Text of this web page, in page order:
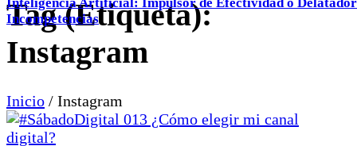
Incompetencias
Tag (Etiqueta):
Instagram
Inicio / Instagram